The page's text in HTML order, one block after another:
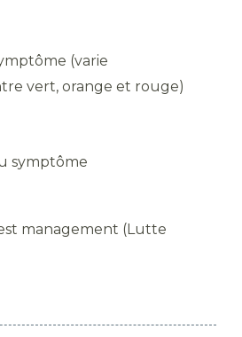
(varie
vert, orange et rouge)
symptôme
management (Lutte